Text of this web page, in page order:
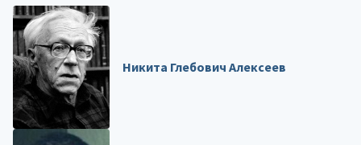
Никита Глебович Алексеев